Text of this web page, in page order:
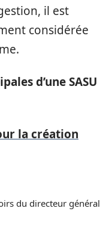
il est
considérée
d’une SASU
la création
du directeur général